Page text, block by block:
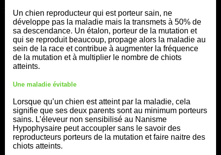
Un chien reproducteur qui est porteur sain, ne
développe pas la maladie mais la transmets à 50% de
sa descendance. Un étalon, porteur de la mutation et
qui se reproduit beaucoup, propage alors la maladie au
sein de la race et contribue à augmenter la fréquence
de la mutation et à multiplier le nombre de chiots
atteints.
Une maladie évitable
Lorsque qu’un chien est atteint par la maladie, cela
signifie que ses deux parents sont au minimum porteurs
sains. L’éleveur non sensibilisé au Nanisme
Hypophysaire peut accoupler sans le savoir des
reproducteurs porteurs de la mutation et faire naitre des
chiots atteints.